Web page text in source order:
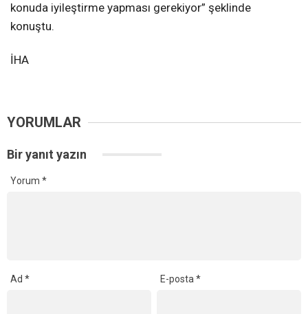
konuda iyileştirme yapması gerekiyor” şeklinde
konuştu.
İHA
YORUMLAR
Bir yanıt yazın
Yorum *
Ad * E-posta*